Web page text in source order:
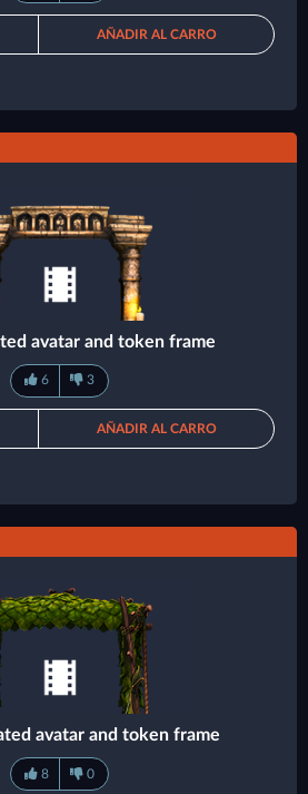
AÑADIR AL CARRO
avatar and token frame
6 3
AÑADIR AL CARRO
avatar and token frame
8 0